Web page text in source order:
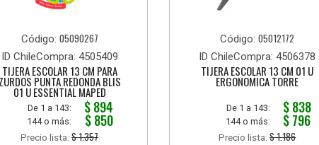
Código: 05090267
ID ChileCompra: 4505409
TIJERA ESCOLAR 13 CM PARA
ZURDOS PUNTA REDONDA BLIS
01 U ESSENTIAL MAPED
De 1 a 143: $ 894
144 o más: $ 850
Precio lista:$ 1.357
Código:05012172
ID ChileCompra: 4506378
TIJERA ESCOLAR 13 CM 01 U
ERGONOMICA TORRE
De 1 a 143: $ 838
144 o más: $ 796
Precio lista:$ 1.186